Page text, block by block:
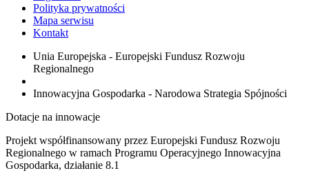
Polityka prywatności
Mapa serwisu
Kontakt
Unia Europejska - Europejski Fundusz Rozwoju
Regionalnego
Innowacyjna Gospodarka - Narodowa Strategia Spójności
Dotacje na innowacje
Projekt współfinansowany przez Europejski Fundusz Rozwoju
Regionalnego w ramach Programu Operacyjnego Innowacyjna
Gospodarka, działanie 8.1